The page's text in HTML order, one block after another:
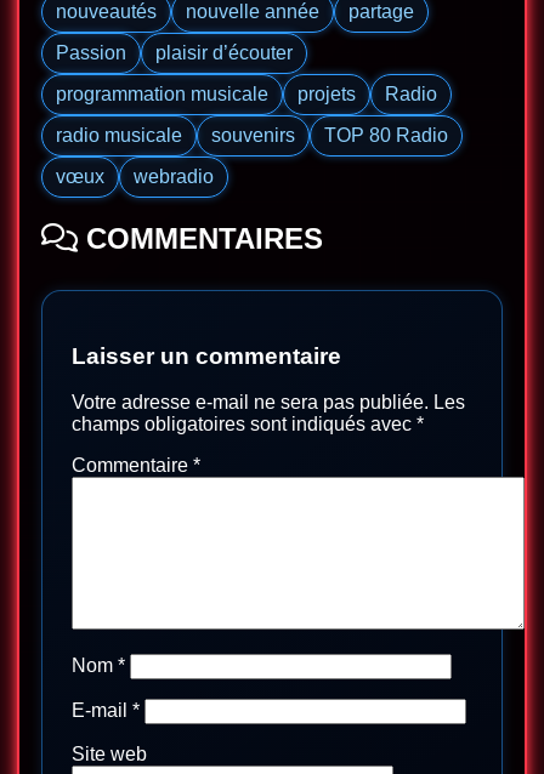
nouveautés
nouvelle année
partage
Passion
plaisir d’écouter
programmation musicale
projets
Radio
radio musicale
souvenirs
TOP 80 Radio
vœux
webradio
COMMENTAIRES
Laisser un commentaire
Votre adresse e-mail ne sera pas publiée. Les
champs obligatoires sont indiqués avec *
Commentaire *
Nom *
E-mail *
Site web